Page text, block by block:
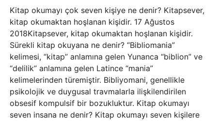
Kitap okumayı çok seven kişiye ne denir? Kitapsever,
kitap okumaktan hoşlanan kişidir. 17 Ağustos
2018Kitapsever, kitap okumaktan hoşlanan kişidir.
Sürekli kitap okuyana ne denir? “Bibliomania”
kelimesi, “kitap” anlamına gelen Yunanca “biblion” ve
“delilik” anlamına gelen Latince “mania”
kelimelerinden türemiştir. Bibliyomani, genellikle
psikolojik ve duygusal travmalarla ilişkilendirilen
obsesif kompulsif bir bozukluktur. Kitap okumayı
seven insana ne denir? Kitap okumayı seven kişilere